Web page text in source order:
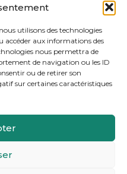
utilisons des technologies
accéder aux informations des
nous permettra de
de navigation ou les ID
ou de retirer son
sur certaines caractéristiques
PARIS